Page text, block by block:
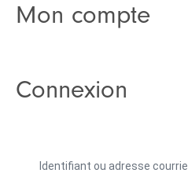
Mon compte
Connexion
Identifiant ou adresse courriel